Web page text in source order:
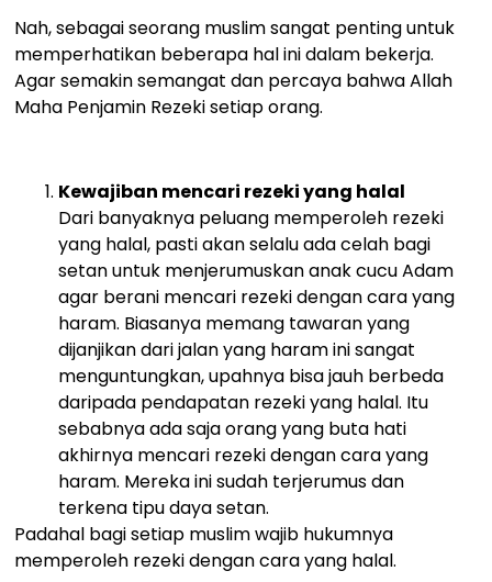
Nah, sebagai seorang muslim sangat penting untuk
memperhatikan beberapa hal ini dalam bekerja.
Agar semakin semangat dan percaya bahwa Allah
Maha Penjamin Rezeki setiap orang.
Kewajiban mencari rezeki yang halal
Dari banyaknya peluang memperoleh rezeki
yang halal, pasti akan selalu ada celah bagi
setan untuk menjerumuskan anak cucu Adam
agar berani mencari rezeki dengan cara yang
haram. Biasanya memang tawaran yang
dijanjikan dari jalan yang haram ini sangat
menguntungkan, upahnya bisa jauh berbeda
daripada pendapatan rezeki yang halal. Itu
sebabnya ada saja orang yang buta hati
akhirnya mencari rezeki dengan cara yang
haram. Mereka ini sudah terjerumus dan
terkena tipu daya setan.
Padahal bagi setiap muslim wajib hukumnya
memperoleh rezeki dengan cara yang halal.